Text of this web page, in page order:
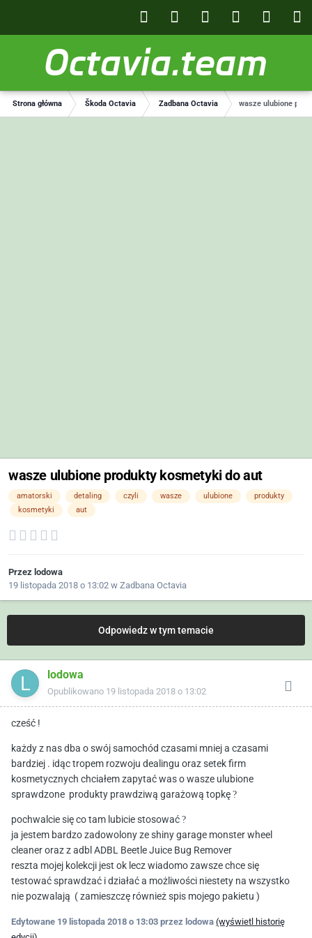
Octavia.team
Strona główna Škoda Octavia Zadbana Octavia wasze ulubione
wasze ulubione produkty kosmetyki do aut
amatorski detaling czyli wasze ulubione
produkty
kosmetyki
aut
Przez lodowa
19 listopada 2018 o 13:02 w Zadbana Octavia
Odpowiedz w tym temacie
lodowa
Opublikowano 19 listopada 2018 o 13:02
cześć !
każdy z nas dba o swój samochód czasami mniej a czasami
bardziej . idąc tropem rozwoju dealingu oraz setek firm
kosmetycznych chciałem zapytać was o wasze ulubione
sprawdzone produkty prawdziwą garażową topkę?
pochwalcie się co tam lubicie stosować?
ja jestem bardzo zadowolony ze shiny garage monster wheel
cleaner oraz z adbl ADBL Beetle Juice Bug Remover
reszta mojej kolekcji jest ok lecz wiadomo zawsze chce się
testować sprawdzać i działać a możliwości niestety na wszystko
nie pozwalają ( zamieszczę również spis mojego pakietu )
Edytowane 19 listopada 2018 o 13:03 przez lodowa (wyświetl historię